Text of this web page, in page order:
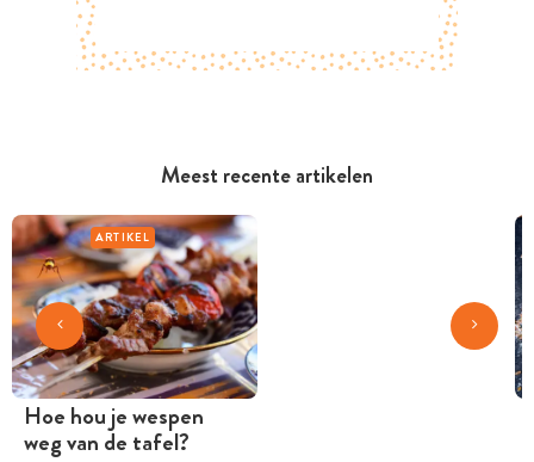
Meest recente artikelen
ARTIKEL
Hoe hou je wespen
weg van de tafel?